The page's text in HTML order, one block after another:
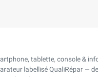
tablette, console &
labellisé QualiRépar —